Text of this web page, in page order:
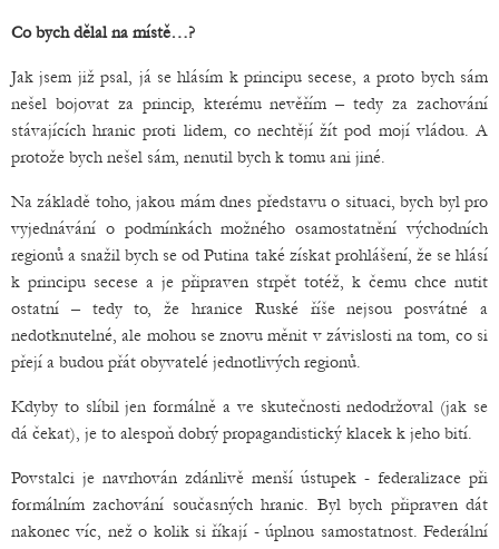
Co bych dělal na místě…?
Jak jsem již psal, já se hlásím k principu secese, a proto bych sám
nešel bojovat za princip, kterému nevěřím – tedy za zachování
stávajících hranic proti lidem, co nechtějí žít pod mojí vládou. A
protože bych nešel sám, nenutil bych k tomu ani jiné.
Na základě toho, jakou mám dnes představu o situaci, bych byl pro
vyjednávání o podmínkách možného osamostatnění východních
regionů a snažil bych se od Putina také získat prohlášení, že se hlásí
k principu secese a je připraven strpět totéž, k čemu chce nutit
ostatní – tedy to, že hranice Ruské říše nejsou posvátné a
nedotknutelné, ale mohou se znovu měnit v závislosti na tom, co si
přejí a budou přát obyvatelé jednotlivých regionů.
Kdyby to slíbil jen formálně a ve skutečnosti nedodržoval (jak se
dá čekat), je to alespoň dobrý propagandistický klacek k jeho bití.
Povstalci je navrhován zdánlivě menší ústupek - federalizace při
formálním zachování současných hranic. Byl bych připraven dát
nakonec víc, než o kolik si říkají - úplnou samostatnost. Federální